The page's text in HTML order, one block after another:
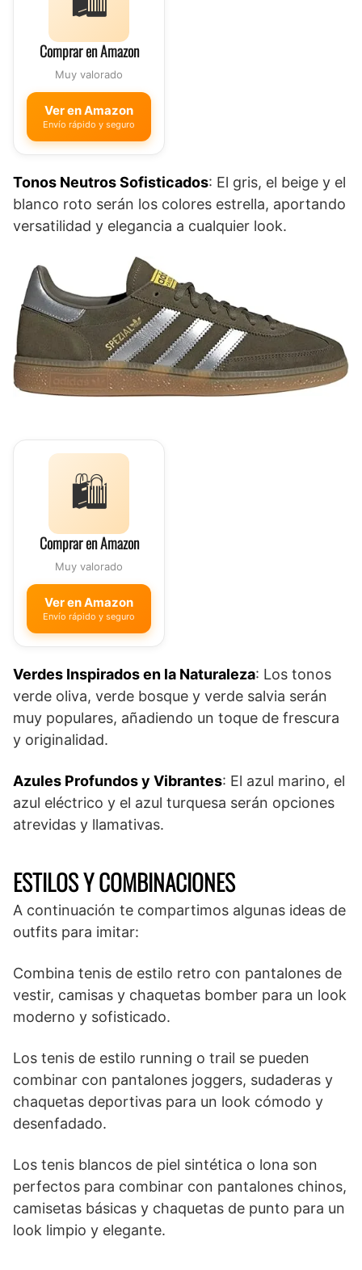
Comprar en Amazon
Muy valorado
Ver en Amazon
Envío rápido y seguro
Tonos Neutros Sofisticados: El gris, el beige y el
blanco roto serán los colores estrella, aportando
versatilidad y elegancia a cualquier look.
🛍️
Comprar en Amazon
Muy valorado
Ver en Amazon
Envío rápido y seguro
Verdes Inspirados en la Naturaleza: Los tonos
verde oliva, verde bosque y verde salvia serán
muy populares, añadiendo un toque de frescura
y originalidad.
Azules Profundos y Vibrantes: El azul marino, el
azul eléctrico y el azul turquesa serán opciones
atrevidas y llamativas.
ESTILOS Y COMBINACIONES
A continuación te compartimos algunas ideas de
outfits para imitar:
Combina tenis de estilo retro con pantalones de
vestir, camisas y chaquetas bomber para un look
moderno y sofisticado.
Los tenis de estilo running o trail se pueden
combinar con pantalones joggers, sudaderas y
chaquetas deportivas para un look cómodo y
desenfadado.
Los tenis blancos de piel sintética o lona son
perfectos para combinar con pantalones chinos,
camisetas básicas y chaquetas de punto para un
look limpio y elegante.